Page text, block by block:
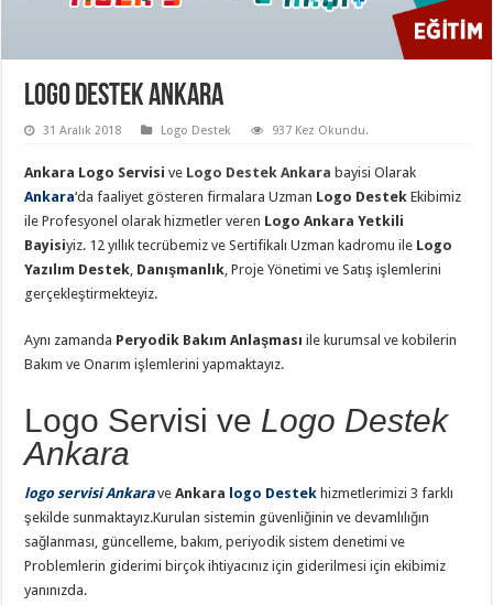
Logo Destek Ankara
31 Aralık 2018 Logo Destek 937 Kez Okundu.
Ankara Logo Servisi ve Logo Destek Ankara bayisi Olarak
Ankara‘da faaliyet gösteren firmalara Uzman Logo Destek Ekibimiz
ile Profesyonel olarak hizmetler veren Logo Ankara Yetkili
Bayisiyiz. 12 yıllık tecrübemiz ve Sertifikalı Uzman kadromu ile Logo
Yazılım Destek Danışmanlık , Proje Yönetimi ve Satış işlemlerini
gerçekleştirmekteyiz.
Aynı zamanda Peryodik Bakım Anlaşması ile kurumsal ve kobilerin
Bakım ve Onarım işlemlerini yapmaktayız.
Logo Servisi ve Logo Destek
Ankara
logo servisi AnkaraveAnkara logo Destek hizmetlerimizi 3 farklı
şekilde sunmaktayız.Kurulan sistemin güvenliğinin ve devamlılığın
sağlanması, güncelleme, bakım, periyodik sistem denetimi ve
Problemlerin giderimi birçok ihtiyacınız için giderilmesi için ekibimiz
yanınızda.